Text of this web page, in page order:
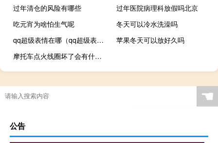
过年清仓的风险有哪些
过年医院病理科放假吗北京
吃元宵为啥怕生气呢
冬天可以冷水洗澡吗
qq超级表情在哪（qq超级表情）
苹果冬天可以放好久吗
摩托车点火线圈坏了会有什么情况（广汽本田理念s1怎么会有8个点火线圈）
☚
公告